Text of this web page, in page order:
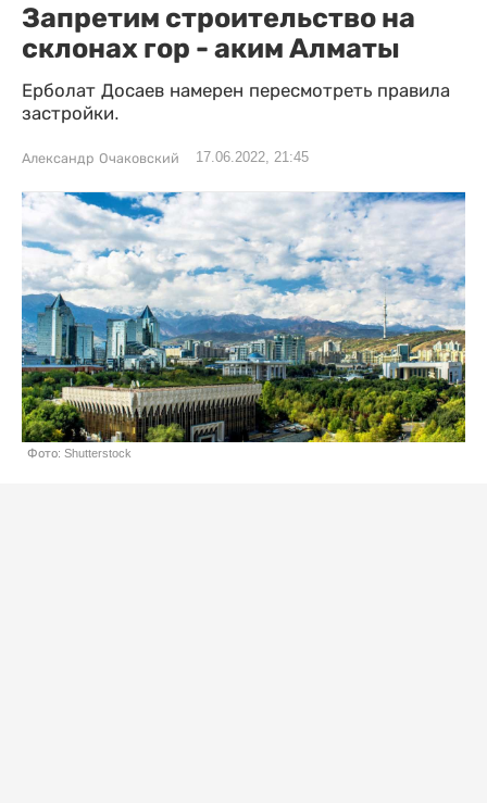
Запретим строительство на
склонах гор - аким Алматы
Ерболат Досаев намерен пересмотреть правила
застройки.
Александр Очаковский 17.06.2022, 21:45
Фото: Shutterstock